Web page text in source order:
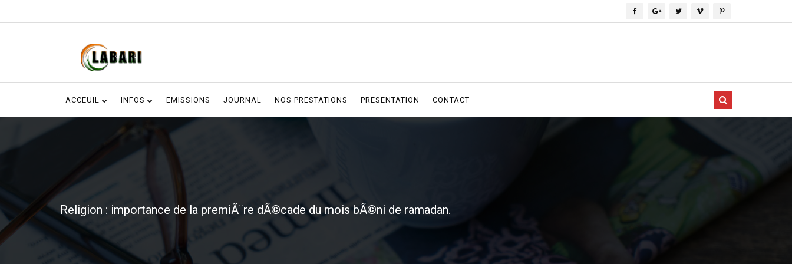
ACCEUIL INFOS EMISSIONS JOURNAL NOS PRESTATIONS PRESENTATION CONTACT
Religion : importance de la premiÃ¨re dÃ©cade du mois bÃ©ni de ramadan.